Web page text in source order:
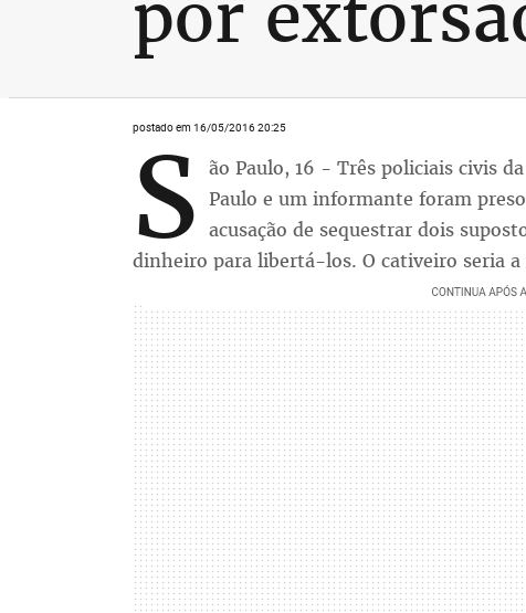
por
postado em 16/05/2016 20:25
S ão Paulo, 16 - Três policiais civis
Paulo e um informante foram
acusação de sequestrar dois
dinheiro para libertá-los. O cativeiro seria a